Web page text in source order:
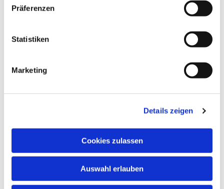
Präferenzen
Statistiken
Marketing
Details zeigen
Cookies zulassen
Auswahl erlauben